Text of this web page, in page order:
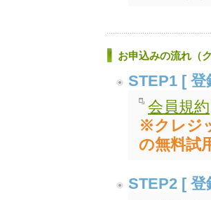
お申込みの流れ（
STEP1 [
会員規約
※クレジ
の無料試
STEP2 [